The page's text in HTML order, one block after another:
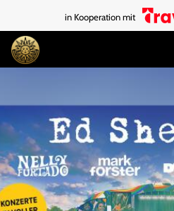
in Kooperation mit